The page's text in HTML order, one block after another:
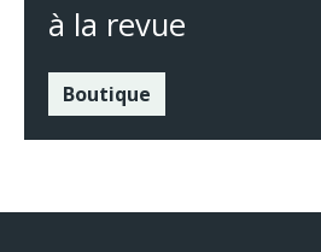
à la revue
Boutique